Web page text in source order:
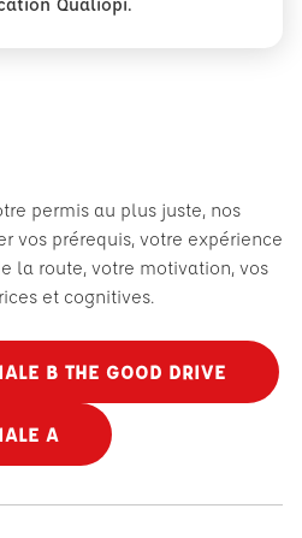
permis au plus juste, nos
vos prérequis, votre expérience
la route, votre motivation, vos
et cognitives.
B THE GOOD DRIVE
A